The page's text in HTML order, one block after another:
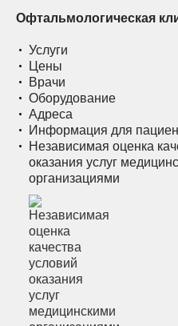
Офтальмологическая
Услуги
Цены
Врачи
Оборудование
Адреса
Информация для
Независимая оценка
оказания услуг
организациями